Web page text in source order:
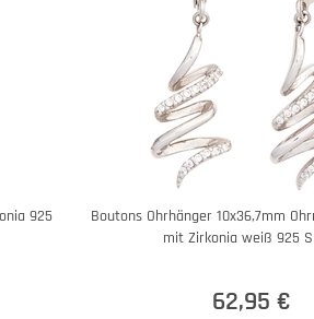
925
Boutons Ohrhänger 10x36,7mm
mit Zirkonia weiß 925
62,95 €